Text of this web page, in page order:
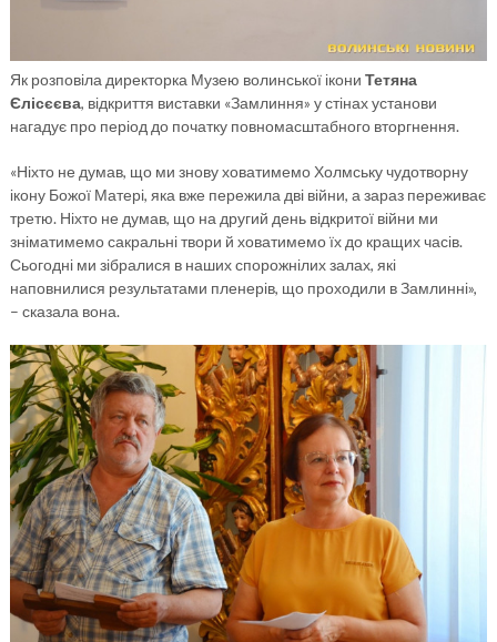
Як розповіла директорка Музею волинської ікони Тетяна
Єлісєєва, відкриття виставки «Замлиння» у стінах установи
нагадує про період до початку повномасштабного вторгнення.
«Ніхто не думав, що ми знову ховатимемо Холмську чудотворну
ікону Божої Матері, яка вже пережила дві війни, а зараз переживає
третю. Ніхто не думав, що на другий день відкритої війни ми
зніматимемо сакральні твори й ховатимемо їх до кращих часів.
Сьогодні ми зібралися в наших спорожнілих залах, які
наповнилися результатами пленерів, що проходили в Замлинні»,
– сказала вона.